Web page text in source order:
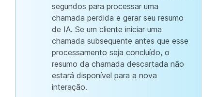
segundos para processar uma
chamada perdida e gerar seu resumo
de IA. Se um cliente iniciar uma
chamada subsequente antes que esse
processamento seja concluído, o
resumo da chamada descartada não
estará disponível para a nova
interação.